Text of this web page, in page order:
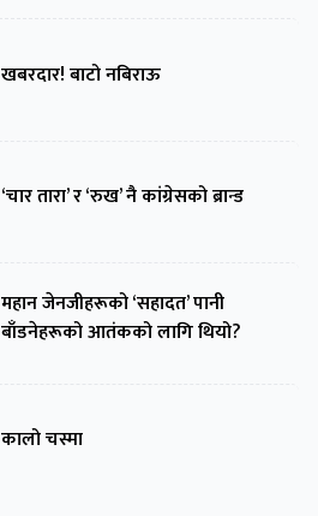
खबरदार! बाटो नबिराऊ
‘चार तारा’ र ‘रुख’ नै कांग्रेसको ब्रान्ड
महान जेनजीहरूको ‘सहादत’ पानी
बाँडनेहरूको आतंकको लागि थियो?
कालो चस्मा